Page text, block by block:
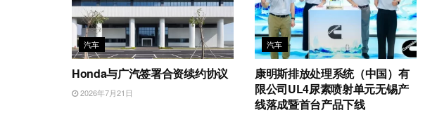
汽车
Honda与广汽签署合资续约协议
2026年7月21日
汽车
康明斯排放处理系统（中国）有
限公司UL4尿素喷射单元无锡产
线落成暨首台产品下线